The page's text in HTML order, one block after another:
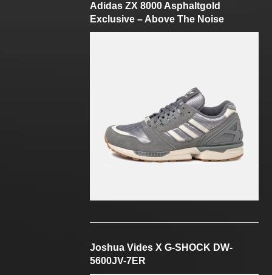
Adidas ZX 8000 Asphaltgold
Exclusive – Above The Noise
Joshua Vides X G-SHOCK DW-
5600JV-7ER